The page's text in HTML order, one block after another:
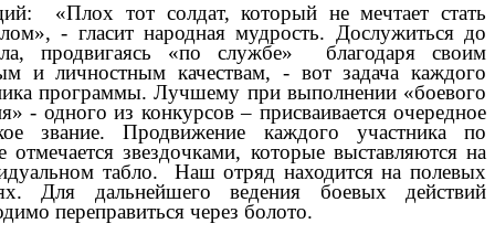
«Плох тот солдат, который не мечтает стать
- гласит народная мудрость. Дослужиться до
продвигаясь «по службе» благодаря своим
и личностным качествам, - вот задача каждого
программы. Лучшему при выполнении «боевого
- одного из конкурсов – присваивается очередное
звание. Продвижение каждого участника по
отмечается звездочками, которые выставляются на
табло. Наш отряд находится на полевых
Для дальнейшего ведения боевых действий
переправиться через болото.